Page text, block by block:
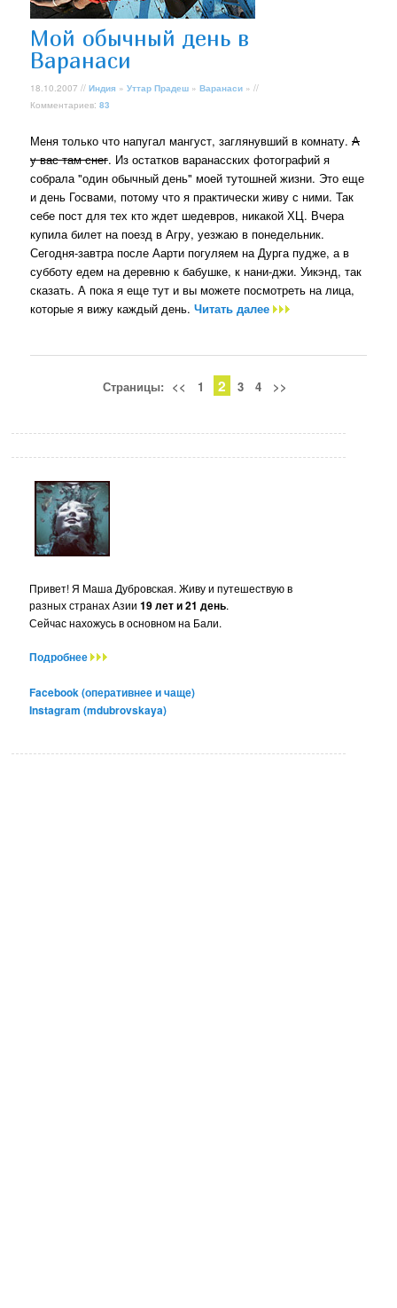
Мой обычный день в
Варанаси
18.10.2007 //Индия »Уттар Прадеш »Варанаси » //
Комментариев:83
Меня только что напугал мангуст, заглянувший в комнату.А
у вас там снег. Из остатков варанасских фотографий я
собрала "один обычный день" моей тутошней жизни. Это еще
и день Госвами, потому что я практически живу с ними. Так
себе пост для тех кто ждет шедевров, никакой ХЦ. Вчера
купила билет на поезд в Агру, уезжаю в понедельник.
Сегодня-завтра после Аарти погуляем на Дурга пудже, а в
субботу едем на деревню к бабушке, к нани-джи. Уикэнд, так
сказать. А пока я еще тут и вы можете посмотреть на лица,
которые я вижу каждый день.Читать далее
Страницы: << 1 2 3 4 >>
Привет! Я Маша Дубровская. Живу и путешествую в
разных странах Азии19 лет и 21 день.
Сейчас нахожусь в основном на Бали.
Подробнее
Facebook (оперативнее и чаще)
Instagram (mdubrovskaya)